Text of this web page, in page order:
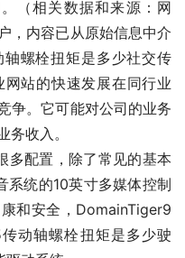
（相关数据和来源：网
，内容已从原始信息中介
螺栓扭矩是多少社交传
站的快速发展在同行业
争。它可能对公司的业务
收入。
多配置，除了常见的基本
系统的10英寸多媒体控制
和安全，DomainTiger9
动轴螺栓扭矩是多少驶